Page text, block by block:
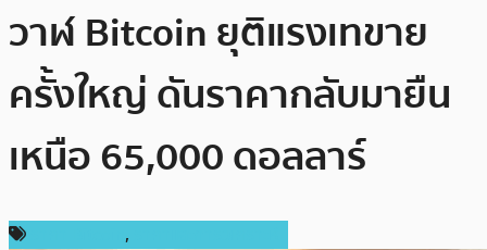
วาฬ Bitcoin ยุติแรงเทขาย
ครั้งใหญ่ ดันราคากลับมายืน
เหนือ 65,000 ดอลลาร์
,